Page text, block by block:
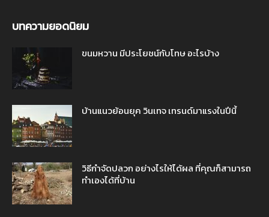
บทความยอดนิยม
ขนมหวาน มีประโยชน์กับโทษ อะไรบ้าง
บ้านแนวย้อนยุค วินเทจ เทรนด์มาแรงในปีนี้
วิธีกำจัดปลวก อย่างไรให้ได้ผล ที่คุณก็สามารถ
ทำเองได้ที่บ้าน